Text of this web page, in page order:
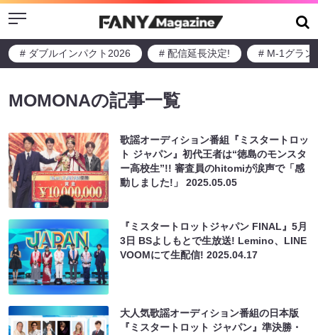
Menu
# ダブルインパクト2026 # 配信延長決定! # M-1グラン
MOMONAの記事一覧
歌謡オーディション番組『ミスタートロッ
ト ジャパン』初代王者は“徳島のモンスタ
ー高校生”!! 審査員のhitomiが涙声で「感
動しました!」2025.05.05
『ミスタートロットジャパン FINAL』5月
3日 BSよしもとで生放送! Lemino、LINE
VOOMにて生配信!2025.04.17
大人気歌謡オーディション番組の日本版
『ミスタートロット ジャパン』準決勝・